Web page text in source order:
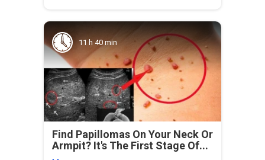
11 h 40 min
Find Papillomas On Your Neck Or
Armpit? It's The First Stage Of...